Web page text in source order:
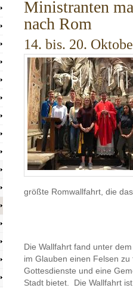
Ministranten
nach Rom
14. bis. 20.
größte Romwallfahrt, die
Die Wallfahrt fand unter
im Glauben einen Felsen
Gottesdienste und eine
Stadt bietet. Die Wallfahrt